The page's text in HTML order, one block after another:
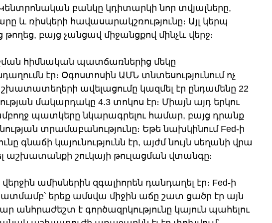
բանկը կդիտարկի նոր տվյալները,
և ռիսկերի հավասարակշռությունը։ Այլ կերպ
թողեց, բայց չանցավ միջանցքով մինչև վերջ։
հիմնական պատճառներից մեկը
էր։ Օգոստոսին ԱՄՆ տնտեսությունում ոչ
ավելացումը կազմել էր ընդամենը 22
մակարդակը 4.3 տոկոս էր։ Միայն այդ երկու
պատկերը նկարագրելու համար, բայց դրանք
տրամաբանությունը։ Եթե նախկինում Fed-ի
գնաճի կայունությունն էր, այժմ նույն սեղանի վրա
աշխատանքի շուկայի թուլացման վտանգը։
ամիսներին զգալիորեն դանդաղել էր։ Fed-ի
երեք ամսվա միջին աճը շատ ցածր էր այն
անհրաժեշտ է գործազրկությունը կայուն պահելու